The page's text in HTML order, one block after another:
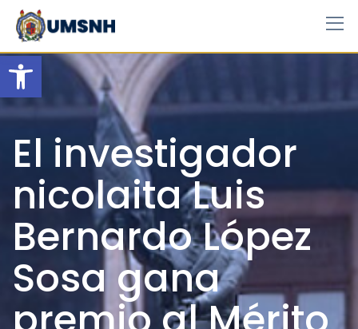
Open toolbar
Skip
content
El investigador
nicolaita Luis
Bernardo López
Sosa gana